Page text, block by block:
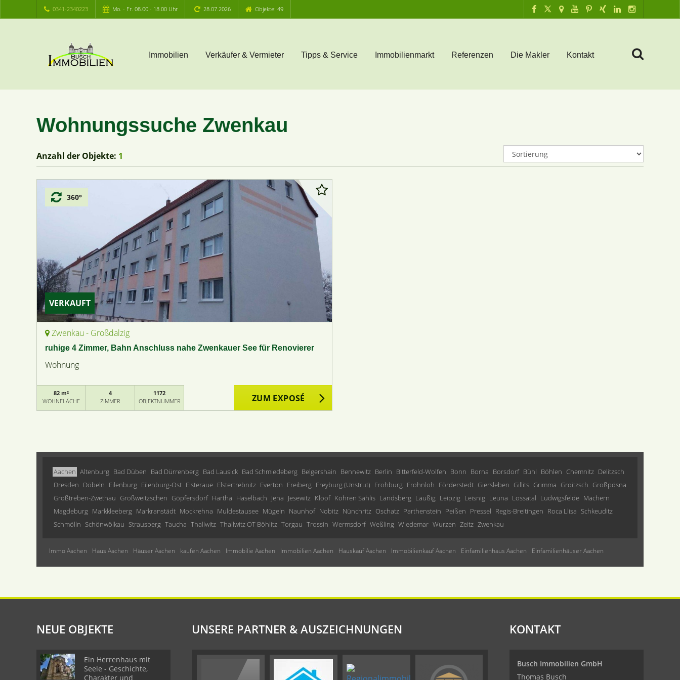
0341-2340223 Mo. - Fr. 08.00 - 18.00 Uhr 28.07.2026 Objekte: 49
Immobilien Verkäufer & Vermieter Tipps & Service Immobilienmarkt Referenzen Die Makler Kontakt
Wohnungssuche Zwenkau
Anzahl der Objekte: 1
VERKAUFT
360°
Zwenkau - Großdalzig
ruhige 4 Zimmer, Bahn Anschluss nahe Zwenkauer See für Renovierer
Wohnung
82 m²
WOHNFLÄCHE
4
ZIMMER
1172
OBJEKTNUMMER
ZUM EXPOSÉ
Aachen Altenburg Bad Düben Bad Dürrenberg Bad Lausick Bad Schmiedeberg Belgershain Bennewitz Berlin Bitterfeld-Wolfen Bonn Borna Borsdorf Bühl Böhlen Chemnitz Delitzsch
Dresden Döbeln Eilenburg Eilenburg-Ost Elsteraue Elstertrebnitz Everton Freiberg Freyburg (Unstrut) Frohburg Frohnloh Förderstedt Giersleben Gillits Grimma Groitzsch Großpösna
Großtreben-Zwethau Großweitzschen Göpfersdorf Hartha Haselbach Jena Jesewitz Kloof Kohren Sahlis Landsberg Laußig Leipzig Leisnig Leuna Lossatal Ludwigsfelde Machern
Magdeburg Markkleeberg Markranstädt Mockrehna Muldestausee Mügeln Naunhof Nobitz Nünchritz Oschatz Parthenstein Peißen Pressel Regis-Breitingen Roca Llisa Schkeuditz
Schmölln Schönwölkau Strausberg Taucha Thallwitz Thallwitz OT Böhlitz Torgau Trossin Wermsdorf Weßling Wiedemar Wurzen Zeitz Zwenkau
Immo Aachen Haus Aachen Häuser Aachen kaufen Aachen Immobilie Aachen Immobilien Aachen Hauskauf Aachen Immobilienkauf Aachen Einfamilienhaus Aachen Einfamilienhäuser Aachen
NEUE OBJEKTE
Ein Herrenhaus mit
Seele - Geschichte,
Charakter und
UNSERE PARTNER & AUSZEICHNUNGEN KONTAKT
Busch Immobilien GmbH
Thomas Busch